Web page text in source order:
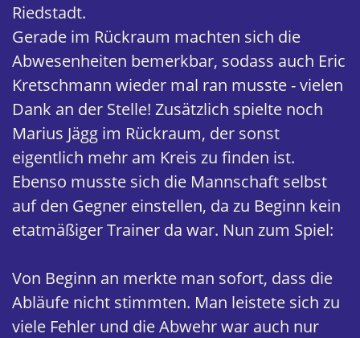
Riedstadt.
Gerade im Rückraum machten sich die
Abwesenheiten bemerkbar, sodass auch Eric
Kretschmann wieder mal ran musste - vielen
Dank an der Stelle! Zusätzlich spielte noch
Marius Jägg im Rückraum, der sonst
eigentlich mehr am Kreis zu finden ist.
Ebenso musste sich die Mannschaft selbst
auf den Gegner einstellen, da zu Beginn kein
etatmäßiger Trainer da war. Nun zum Spiel:
Von Beginn an merkte man sofort, dass die
Abläufe nicht stimmten. Man leistete sich zu
viele Fehler und die Abwehr war auch nur